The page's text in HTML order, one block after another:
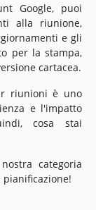
Google, puoi
alla riunione,
e gli
per la stampa,
cartacea.
riunioni è uno
e l'impatto
cosa stai
categoria
pianificazione!